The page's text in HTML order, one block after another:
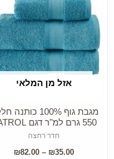
אזל מן המלאי
מגבת גוף 100%
550 גרם למ"ר דגם PATROL
חדר רחצה
₪35.00
–
₪82.00
SELECT OPTIONS